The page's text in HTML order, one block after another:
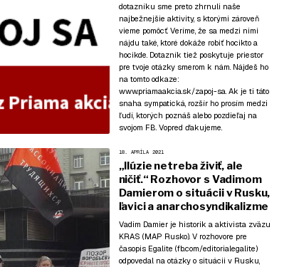
dotazníku sme preto zhrnuli naše
najbežnejšie aktivity, s ktorými zároveň
vieme pomôcť. Veríme, že sa medzi nimi
nájdu také, ktoré dokáže robiť hocikto a
hocikde. Dotazník tiež poskytuje priestor
pre tvoje otázky smerom k nám. Nájdeš ho
na tomto odkaze:
www.priamaakcia.sk/zapoj-sa . Ak je ti táto
snaha sympatická, rozšír ho prosím medzi
ľudí, ktorých poznáš alebo pozdieľaj na
svojom FB. Vopred ďakujeme.
18. APRÍLA 2021
„Ilúzie netreba živiť, ale
ničiť.“ Rozhovor s Vadimom
Damierom o situácii v Rusku,
ľavici a anarchosyndikalizme
Vadim Damier je historik a aktivista zväzu
KRAS (MAP Rusko). V rozhovore pre
časopis Egalite (fb.com/editorialegalite)
odpovedal na otázky o situácii v Rusku,